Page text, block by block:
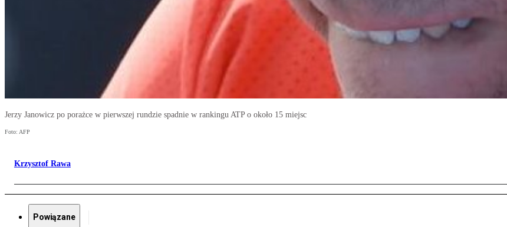
Jerzy Janowicz po porażce w pierwszej rundzie spadnie w rankingu ATP o około 15 miejsc
Foto: AFP
Krzysztof Rawa
Powiązane